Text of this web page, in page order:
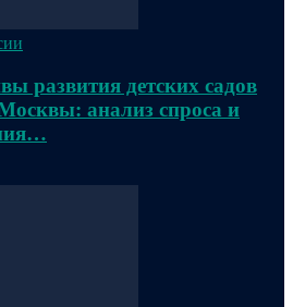
развития детских садов
анализ спроса и